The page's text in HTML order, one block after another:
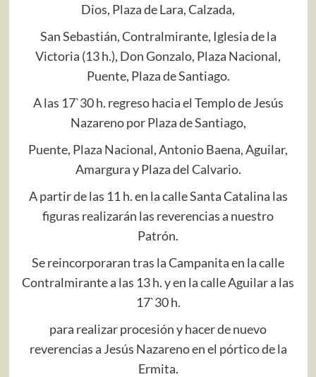
Dios, Plaza de Lara, Calzada,
San Sebastián, Contralmirante, Iglesia de la
Victoria (13 h.), Don Gonzalo, Plaza Nacional,
Puente, Plaza de Santiago.
A las 17`30 h. regreso hacia el Templo de Jesús
Nazareno por Plaza de Santiago,
Puente, Plaza Nacional, Antonio Baena, Aguilar,
Amargura y Plaza del Calvario.
A partir de las 11 h. en la calle Santa Catalina las
figuras realizarán las reverencias a nuestro
Patrón.
Se reincorporaran tras la Campanita en la calle
Contralmirante a las 13 h. y en la calle Aguilar a las
17`30 h.
para realizar procesión y hacer de nuevo
reverencias a Jesús Nazareno en el pórtico de la
Ermita.